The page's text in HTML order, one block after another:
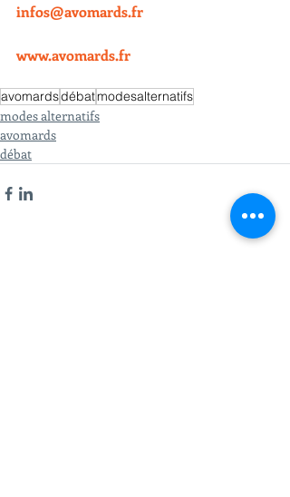
infos@avomards.fr
www.avomards.fr
avomardsdébatmodesalternatifs
modes alternatifs
avomards
débat